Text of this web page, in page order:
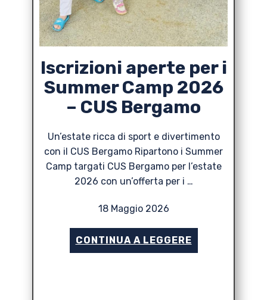
Iscrizioni aperte per i
Summer Camp 2026
– CUS Bergamo
Un’estate ricca di sport e divertimento
con il CUS Bergamo Ripartono i Summer
Camp targati CUS Bergamo per l’estate
2026 con un’offerta per i …
18 Maggio 2026
CONTINUA A LEGGERE